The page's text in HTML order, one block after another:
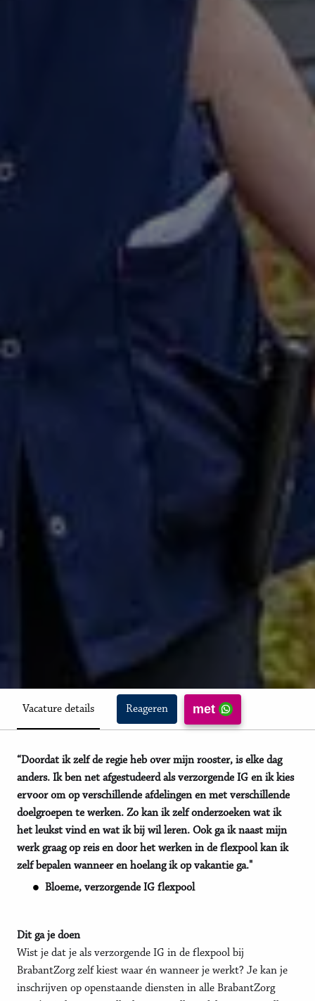
Vacature details Reageren met
“Doordat ik zelf de regie heb over mijn rooster, is elke dag
anders. Ik ben net afgestudeerd als verzorgende IG en ik kies
ervoor om op verschillende afdelingen en met verschillende
doelgroepen te werken. Zo kan ik zelf onderzoeken wat ik
het leukst vind en wat ik bij wil leren. Ook ga ik naast mijn
werk graag op reis en door het werken in de flexpool kan ik
zelf bepalen wanneer en hoelang ik op vakantie ga."
Bloeme, verzorgende IG flexpool
Dit ga je doen
Wist je dat je als verzorgende IG in de flexpool bij
BrabantZorg zelf kiest waar én wanneer je werkt? Je kan je
inschrijven op openstaande diensten in alle BrabantZorg